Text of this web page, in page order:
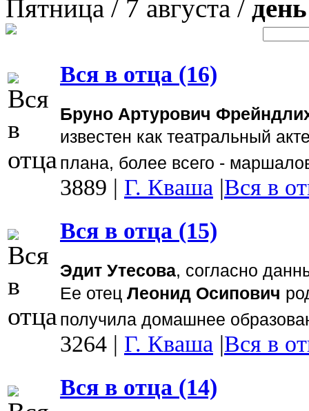
Пятница / 7 августа /
Вся в отца (16)
Бруно Артурович
известен как театральный
плана, более всего -
3889 | Г. Кваша |Вся в
Вся в отца (15)
Эдит Утесова, согласно
Ее отец Леонид Осипович
получила домашнее
3264 | Г. Кваша |Вся в
Вся в отца (14)